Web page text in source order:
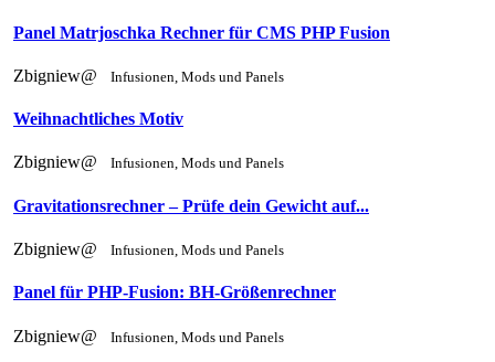
Panel Matrjoschka Rechner für CMS PHP Fusion
Zbigniew@ Infusionen, Mods und Panels
Weihnachtliches Motiv
Zbigniew@ Infusionen, Mods und Panels
Gravitationsrechner – Prüfe dein Gewicht auf...
Zbigniew@ Infusionen, Mods und Panels
Panel für PHP-Fusion: BH-Größenrechner
Zbigniew@ Infusionen, Mods und Panels